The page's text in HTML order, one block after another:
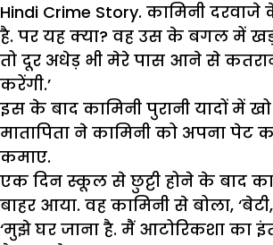
Hindi Crime Story. कामिनी
है. पर यह क्या? वह उस के बगल में
तो दूर अधेड़ भी मेरे पास आने से
करेंगी.’
इस के बाद कामिनी पुरानी यादों में
मातापिता ने कामिनी को अपना
कमाए.
एक दिन स्कूल से छुट्टी होने के बाद
बाहर आया. वह कामिनी से बोला, ‘बेटी,
‘मुझे घर जाना है. मैं आटोरिकशा का